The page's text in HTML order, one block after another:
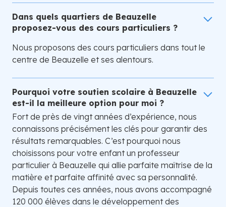
Dans quels quartiers de Beauzelle
proposez-vous des cours particuliers ?
Nous proposons des cours particuliers dans tout le
centre de Beauzelle et ses alentours.
Pourquoi votre soutien scolaire à Beauzelle
est-il la meilleure option pour moi ?
Fort de près de vingt années d’expérience, nous
connaissons précisément les clés pour garantir des
résultats remarquables. C’est pourquoi nous
choisissons pour votre enfant un professeur
particulier à Beauzelle qui allie parfaite maîtrise de la
matière et parfaite affinité avec sa personnalité.
Depuis toutes ces années, nous avons accompagné
120 000 élèves dans le développement des